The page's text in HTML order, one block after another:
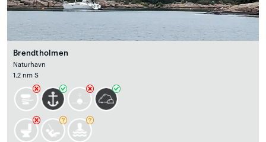
Brendtholmen
Naturhavn
1.2 nm S